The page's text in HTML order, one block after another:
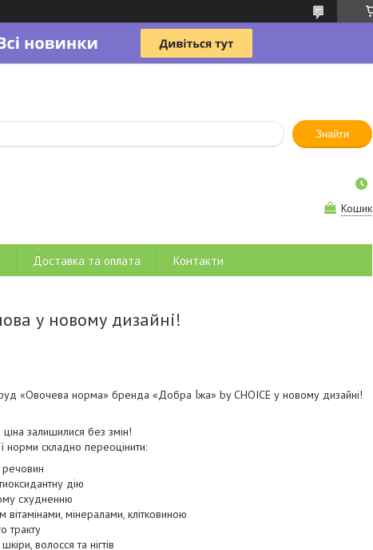
Знайти
Кошик
Доставка та оплата Контакти
у новому дизайні!
«Овочева норма» бренда «Добра Їжа» by CHOICE у новому дизайні!
ціна залишилися без змін!
норми складно переоцінити:
дію
схудненню
вітамінами, мінералами, клітковиною
тракту
волосся та нігтів